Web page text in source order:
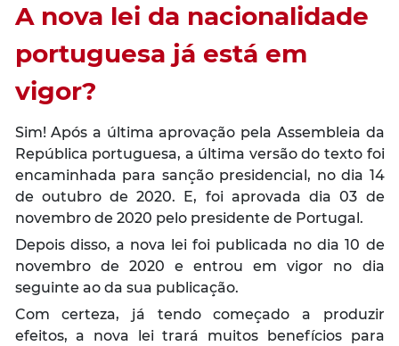
A nova lei da nacionalidade
portuguesa já está em
vigor?
Sim! Após a última aprovação pela Assembleia da
República portuguesa, a última versão do texto foi
encaminhada para sanção presidencial, no dia 14
de outubro de 2020. E, foi aprovada dia 03 de
novembro de 2020 pelo presidente de Portugal.
Depois disso, a nova lei foi publicada no dia 10 de
novembro de 2020 e entrou em vigor no dia
seguinte ao da sua publicação.
Com certeza, já tendo começado a produzir
efeitos, a nova lei trará muitos benefícios para